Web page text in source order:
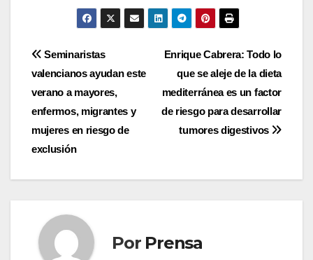
Navegación
de
entradas
Enrique Cabrera: Todo lo
que se aleje de la dieta
mediterránea es un factor
de riesgo para desarrollar
tumores digestivos
Seminaristas
valencianos ayudan este
verano a mayores,
enfermos, migrantes y
mujeres en riesgo de
exclusión
Por Prensa